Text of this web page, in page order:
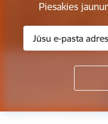
Piesakies